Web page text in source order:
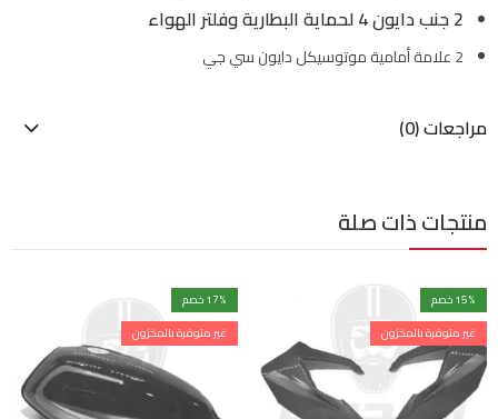
2 جنب دايون 4 لحماية البطارية وفلتر الهواء
2 علامة أمامية موتوسيكل دايون سي جي
مراجعات (0)
منتجات ذات صلة
15% خصم
غير متوفرة بالمخزون
17% خصم
غير متوفرة بالمخزون